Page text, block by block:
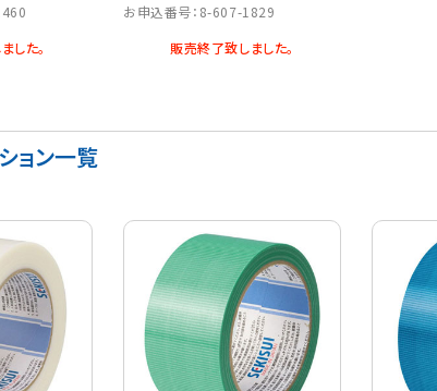
した。
お申込番号：8-607-1829
販売終了致しました。
ョン一覧